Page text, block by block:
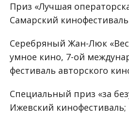
Приз «Лучшая
Самарский
Серебряный Жан-Люк
умное кино, 7-ой
фестиваль авторского
Специальный приз «за
Ижевский кинофестиваль;